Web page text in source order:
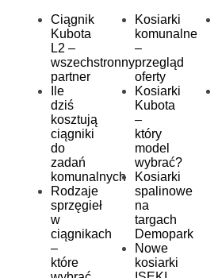
Ciągnik
Kubota
L2 –
wszechstronny
partner
Ile
dziś
kosztują
ciągniki
do
zadań
komunalnych
Rodzaje
sprzęgieł
w
ciągnikach
–
które
Kosiarki
komunalne
–
przegląd
oferty
Kosiarki
Kubota
–
który
model
wybrać?
Kosiarki
spalinowe
na
targach
Demopark
Nowe
kosiarki